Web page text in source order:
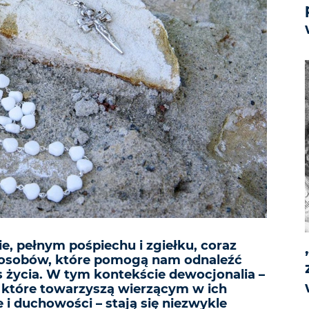
pełnym pośpiechu i zgiełku, coraz
które pomogą nam odnaleźć
życia. W tym kontekście dewocjonalia –
towarzyszą wierzącym w ich
duchowości – stają się niezwykle